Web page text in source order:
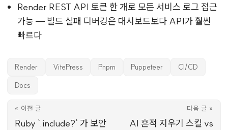
Render REST API 토큰 한 개로 모든 서비스 로그 접근
가능 — 빌드 실패 디버깅은 대시보드보다 API가 훨씬
빠르다
Render VitePress Pnpm Puppeteer
CI/CD
Docs
« 이전 글
Ruby `.include?` 가 보안
다음 글 »
AI 흔적 지우기 스킬 vs